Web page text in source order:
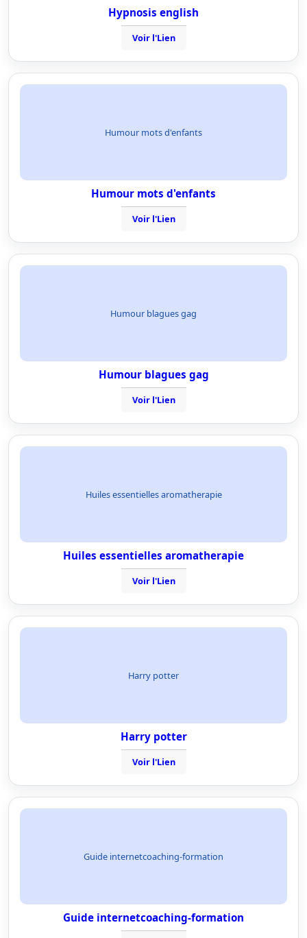
Hypnosis english
Voir l'Lien
Humour mots d'enfants
Humour mots d'enfants
Voir l'Lien
Humour blagues gag
Humour blagues gag
Voir l'Lien
Huiles essentielles aromatherapie
Huiles essentielles aromatherapie
Voir l'Lien
Harry potter
Harry potter
Voir l'Lien
Guide internetcoaching-formation
Guide internetcoaching-formation